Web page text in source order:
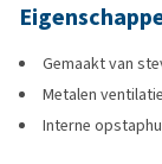
Gemaakt van
Metalen
Interne